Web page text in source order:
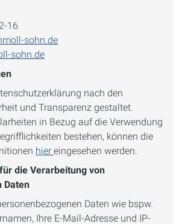
16
sohn.de
sohn.de
nach den
und Transparenz gestaltet.
in Bezug auf die Verwendung
bestehen, können die
hier eingesehen werden.
die Verarbeitung von
Daten
Daten wie bspw.
Ihre E-Mail-Adresse und IP-